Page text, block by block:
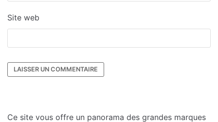
Site web
Ce site vous offre un panorama des grandes marques